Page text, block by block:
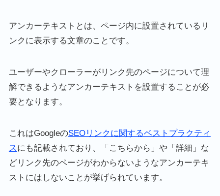
アンカーテキストとは、ページ内に設置されているリ
ンクに表示する文章のことです。
ユーザーやクローラーがリンク先のページについて理
解できるようなアンカーテキストを設置することが必
要となります。
これはGoogleのSEOリンクに関するベストプラクティ
スにも記載されており、「こちらから」や「詳細」な
どリンク先のページがわからないようなアンカーテキ
ストにはしないことが挙げられています。